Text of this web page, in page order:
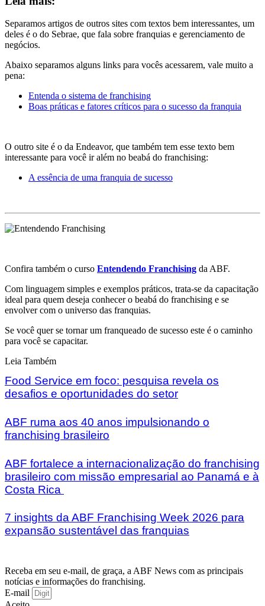
Separamos artigos de outros sites com textos bem interessantes, um
deles é o do Sebrae, que fala sobre franquias e gerenciamento de
negócios.
Abaixo separamos alguns links para vocês acessarem, vale muito a
pena:
Entenda o sistema de franchising
Boas práticas e fatores críticos para o sucesso da franquia
O outro site é o da Endeavor, que também tem esse texto bem
interessante para você ir além no beabá do franchising:
A essência de uma franquia de sucesso
Confira também o curso Entendendo Franchising da ABF.
Com linguagem simples e exemplos práticos, trata-se da capacitação
ideal para quem deseja conhecer o beabá do franchising e se
envolver com o universo das franquias.
Se você quer se tornar um franqueado de sucesso este é o caminho
para você se capacitar.
Leia Também
Food Service em foco: pesquisa revela os
desafios e oportunidades do setor
ABF ruma aos 40 anos impulsionando o
franchising brasileiro
ABF fortalece a internacionalização do franchising
brasileiro com missão empresarial ao Panamá e à
Costa Rica
7 insights da ABF Franchising Week 2026 para
expansão sustentável das franquias
Receba em seu e-mail, de graça, a ABF News com as principais
notícias e informações do franchising.
E-mail